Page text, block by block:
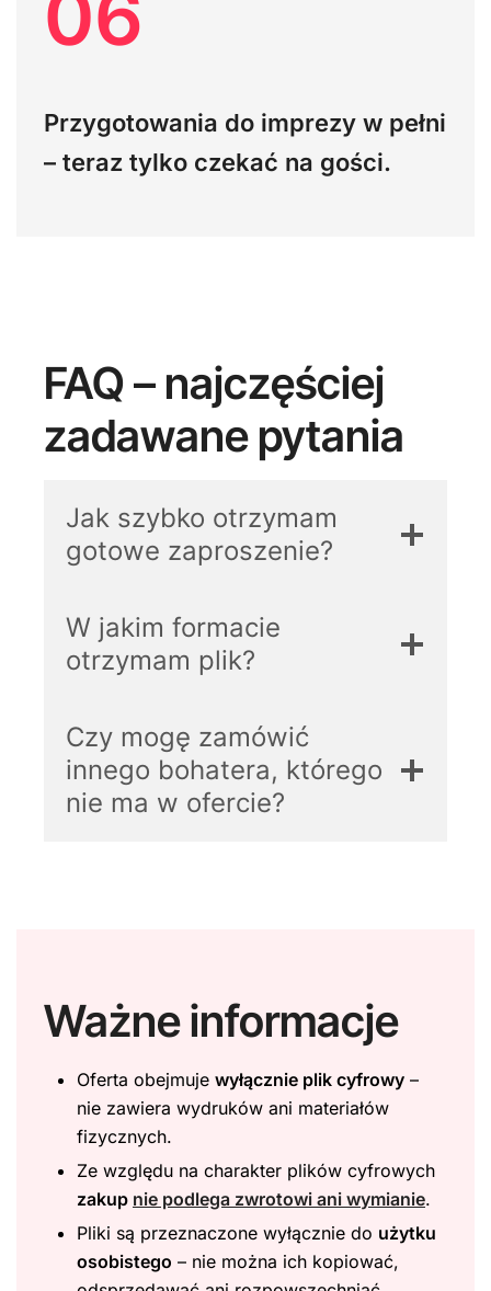
Przygotowania do imprezy w pełni
– teraz tylko czekać na gości.
FAQ – najczęściej
zadawane pytania
Jak szybko otrzymam
gotowe zaproszenie?
W jakim formacie
otrzymam plik?
Czy mogę zamówić
innego bohatera, którego
nie ma w ofercie?
Ważne informacje
Oferta obejmuje wyłącznie plik cyfrowy –
nie zawiera wydruków ani materiałów
fizycznych.
Ze względu na charakter plików cyfrowych
zakup nie podlega zwrotowi ani wymianie.
Pliki są przeznaczone wyłącznie do użytku
osobistego – nie można ich kopiować,